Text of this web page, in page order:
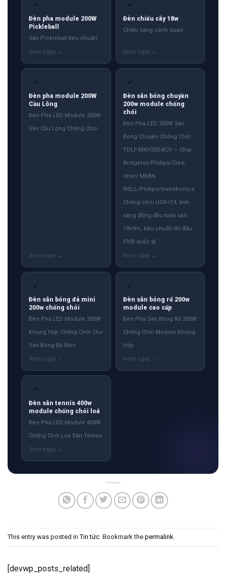
✓
Đèn pha module 200W
Pickleball
Sân Pickleball tiêu chuẩn
✓
Đèn chiếu cây 18w
Chiếu sáng cảnh quan
✓
Đèn pha module 200W
Cầu Lông
Đèn Pha LED Module 200W
Sân Cầu Lông Chống Chói
✓
Đèn sân bóng chuyền
200w module chống
chói
Đèn Pha LED 200W Sân
Bóng Chuyền Chống Chói
TDLF-MKH200-BCV — Chip
Bridgelux/Philips/Cree,
driver MEAN
WELL/Philips/Inventronics.
Chống chói UGR<19, ánh
sáng đồng đều toàn sân
18×9m, tiêu chuẩn thi đấu
FIVB quốc tế
✓
Đèn sân bóng đá mini
200w chống chói
Đèn Pha LED Module 200W
Khung Hộp Chống Chói Cho
Sân Bóng Đá Mini
✓
Đèn sân bóng rổ 200w
module cao cấp
Đèn Pha Sân Bóng Rổ 200W
Chống Chói Module Khung
Hộp
✓
Đèn sân tennis 400w
module chống chói loá
Đèn Pha LED Module 400W
Chống Chói Loá Sân Tennis
This entry was posted inTin tức . Bookmark the permalink
[devwp_posts_related]